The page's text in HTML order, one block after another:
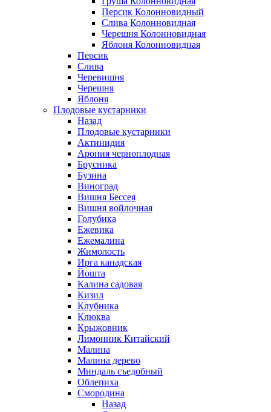
Персик Колонновидный
Слива Колонновидная
Черешня Колонновидная
Яблоня Колонновидная
Персик
Слива
Черевишня
Черешня
Яблоня
Плодовые кустарники
Назад
Плодовые кустарники
Актинидия
Арония черноплодная
Брусника
Бузина
Виноград
Вишня Бессея
Вишня войлочная
Голубика
Ежевика
Ежемалина
Жимолость
Ирга канадская
Йошта
Калина садовая
Кизил
Клубника
Клюква
Крыжовник
Лимонник Китайский
Малина
Малина дерево
Миндаль съедобный
Облепиха
Смородина
Назад